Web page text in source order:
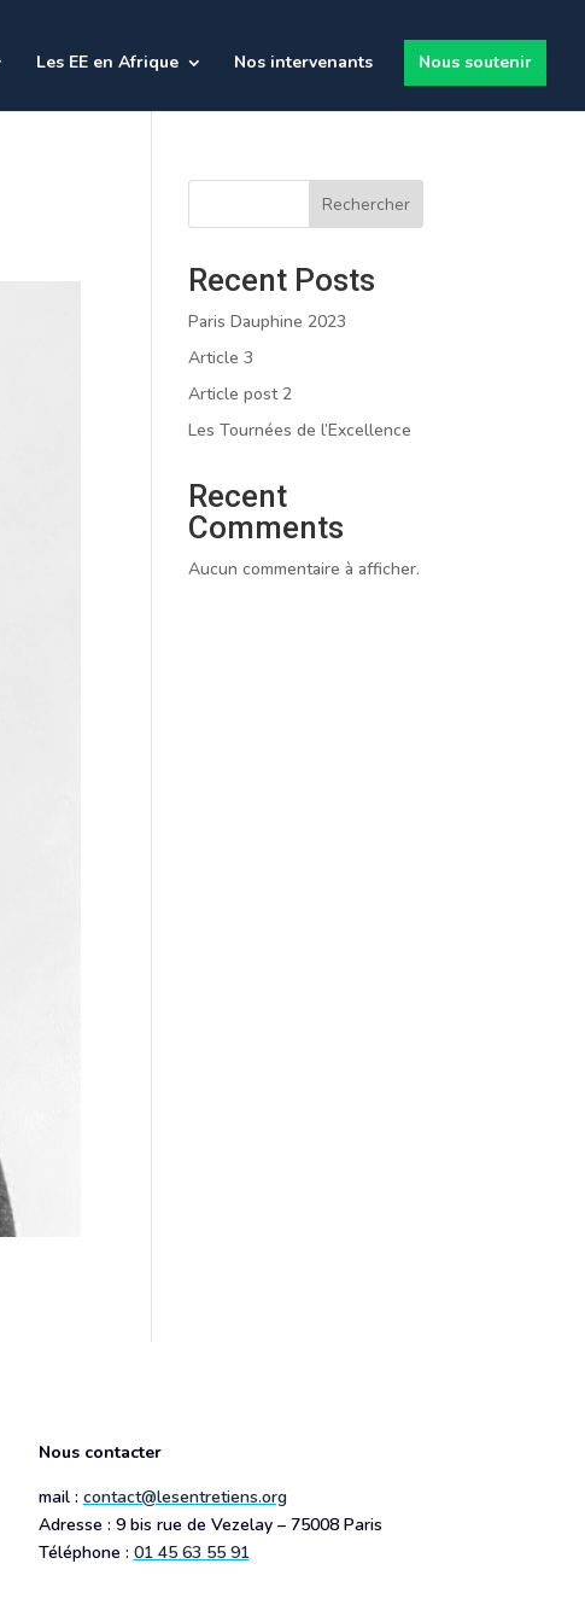
Les EE en Afrique Nos intervenants Nous soutenir
Rechercher
Recent Posts
Paris Dauphine 2023
Article 3
Article post 2
Les Tournées de l’Excellence
Recent
Comments
Aucun commentaire à afficher.
Nous contacter
mail : contact@lesentretiens.org
Adresse : 9 bis rue de Vezelay – 75008 Paris
Téléphone : 01 45 63 55 91